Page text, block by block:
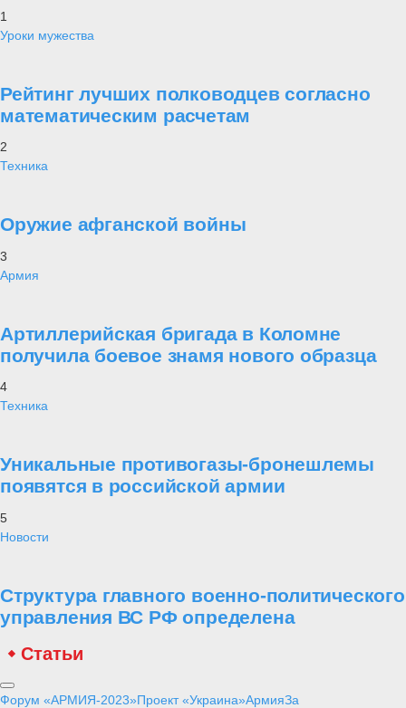
1
Уроки мужества
Рейтинг лучших полководцев согласно
математическим расчетам
2
Техника
Оружие афганской войны
3
Армия
Артиллерийская бригада в Коломне
получила боевое знамя нового образца
4
Техника
Уникальные противогазы-бронешлемы
появятся в российской армии
5
Новости
Структура главного военно-политического
управления ВС РФ определена
Статьи
Форум «АРМИЯ-2023»Проект «Украина»АрмияЗа